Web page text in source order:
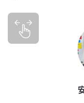
K
安定した努